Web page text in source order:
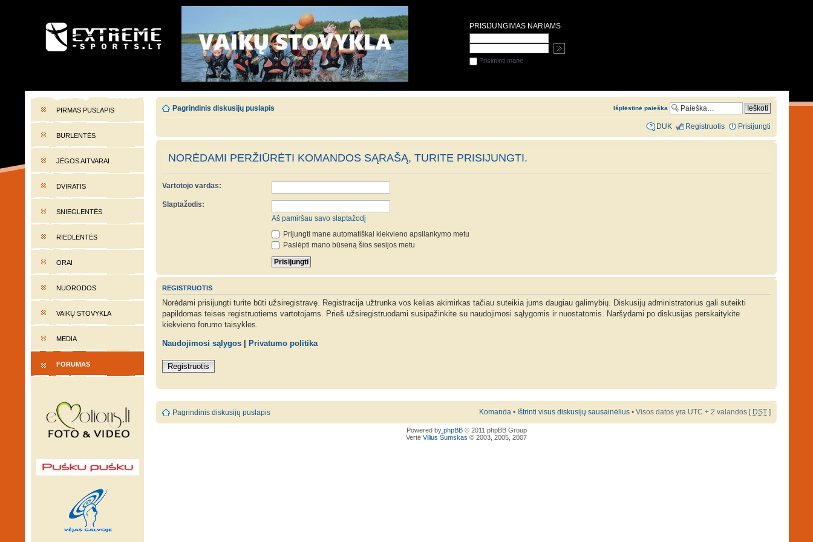
EXTREME-SPORTS.LT
PIRMAS PUSLAPIS
BURLENTĖS
JĖGOS AITVARAI
DVIRATIS
SNIEGLENTĖS
RIEDLENTĖS
ORAI
NUORODOS
VAIKŲ STOVYKLA
MEDIA
FORUMAS
Pagrindinis diskusijų puslapis Išplėstinė paieška
DUK Registruotis Prisijungti
NORĖDAMI PERŽIŪRĖTI KOMANDOS SĄRAŠĄ, TURITE PRISIJUNGTI.
Vartotojo vardas:
Slaptažodis:
Aš pamiršau savo slaptažodį
Prijungti mane automatiškai kiekvieno apsilankymo metu
Paslėpti mano būseną šios sesijos metu
REGISTRUOTIS
Norėdami prisijungti turite būti užsiregistravę. Registracija užtrunka vos kelias akimirkas tačiau suteikia jums daugiau galimybių. Diskusijų administratorius gali suteikti
papildomas teises registruotiems vartotojams. Prieš užsiregistruodami susipažinkite su naudojimosi sąlygomis ir nuostatomis. Naršydami po diskusijas perskaitykite
kiekvieno forumo taisykles.
Naudojimosi sąlygos Privatumo politika
Registruotis
Pagrindinis diskusijų puslapis Komanda • Ištrinti visus diskusijų sausainėlius • Visos datos yra UTC + 2 valandos [ DST ]
Powered by phpBB© 2011 phpBB Group
Vertė Vilius Šumskas © 2003, 2005, 2007
PRISIJUNGIMAS NARIAMS
Prisiminti mane